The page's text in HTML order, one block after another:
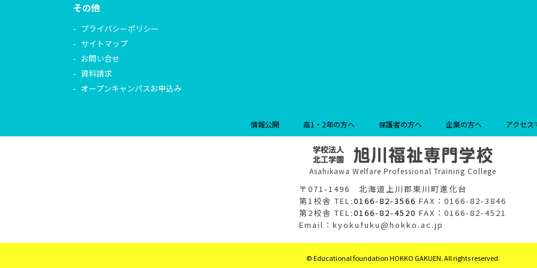
その他
プライバシーポリシー
サイトマップ
お問い合せ
資料請求
オープンキャンパスお申込み
情報公開 高1・2年の方へ 保護者の方へ 企業の方へ アクセス
Asahikawa Welfare Professional Training College
〒071-1496 北海道上川郡東川町進化台
第1校舎 TEL:0166-82-3566 FAX：0166-82-3846
第2校舎 TEL:0166-82-4520 FAX：0166-82-4521
Email：kyokufuku@hokko.ac.jp
© Educational foundation HOKKO GAKUEN. All rights reserved.